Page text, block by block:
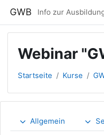
GWB Info zur
Webinar
Startseite Kurse
Allgemein